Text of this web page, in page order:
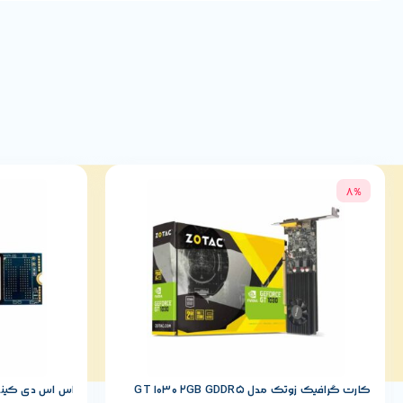
دانشجویان و دانش‌آموزان
کاربران خانگی
مراکز آموزشی
کافی‌نت‌ها
فروشگاه‌ها
شرکت‌ها و سازمان‌ها
کارت گرافیک زوتک مدل GT 1030 2GB GDDR5
8%